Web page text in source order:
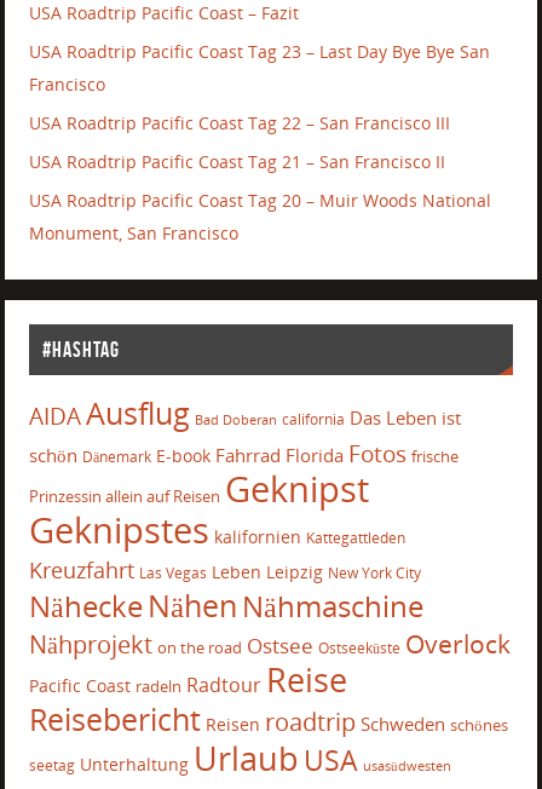
USA Roadtrip Pacific Coast – Fazit
USA Roadtrip Pacific Coast Tag 23 – Last Day Bye Bye San
Francisco
USA Roadtrip Pacific Coast Tag 22 – San Francisco III
USA Roadtrip Pacific Coast Tag 21 – San Francisco II
USA Roadtrip Pacific Coast Tag 20 – Muir Woods National
Monument, San Francisco
#Hashtag
AIDAAusflug Bad Doberan california Das Leben ist
schön Dänemark E-book Fahrrad Florida Fotos frische
Prinzessin allein auf Reisen Geknipst
Geknipstes kalifornien Kattegattleden
Kreuzfahrt Las Vegas Leben Leipzig New York City
NäheckeNähen Nähmaschine
Nähprojekt on the road Ostsee Ostseeküste Overlock
Pacific Coast radeln Radtour Reise
Reisebericht Reisen roadtrip Schweden schönes
seetag Unterhaltung Urlaub USA usasüdwesten